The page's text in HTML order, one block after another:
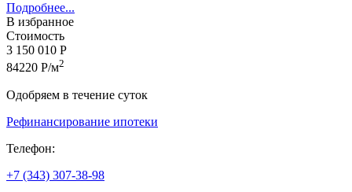
Подробнее...
В избранное
Стоимость
3 150 010 Р
84220 Р/м2
Одобряем в течение суток
Рефинансирование ипотеки
Телефон:
+7 (343) 307-38-98